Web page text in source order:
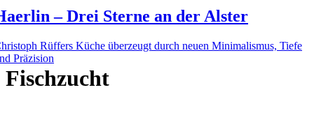
– Drei Sterne an der Alster
Rüffers Küche überzeugt durch neuen Minimalismus, Tiefe
Präzision
Fischzucht